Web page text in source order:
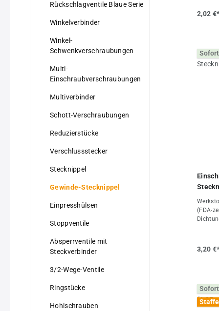
Rückschlagventile Blaue Serie
Winkelverbinder
Winkel-
Schwenkverschraubungen
Multi-
Einschraubverschraubungen
Multiverbinder
Schott-Verschraubungen
Reduzierstücke
Verschlussstecker
Stecknippel
Gewinde-Stecknippel
Einpresshülsen
Stoppventile
Absperrventile mit
Steckverbinder
3/2-Wege-Ventile
Ringstücke
Hohlschrauben
3/8"D
2,02 €*
(FDA-
mm:
ACS
1/2"D
3,20 €*